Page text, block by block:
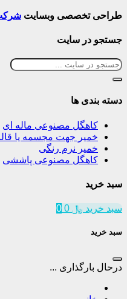
طراحی تخصصی وبسایت شرکت
جستجو در سایت
دسته بندی ها
کاهگل مصنوعی ماله ای
خمیر جهت مجسمه یا
خمیر نرم رنگی
کاهگل مصنوعی پاششی
سبد خرید
سبد خرید ﷼ 0
سبد خرید
درحال بارگذاری ...